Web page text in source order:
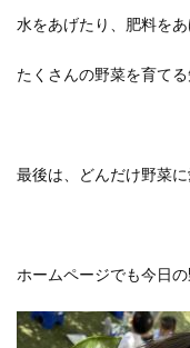
水をあげたり、肥料を
たくさんの野菜を育てる
最後は、どんだけ野菜
ホームページでも今日